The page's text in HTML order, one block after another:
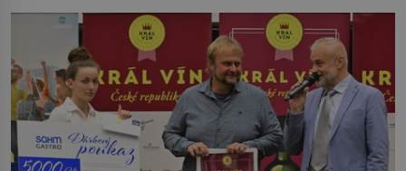
by pokoj miminka měl působit především klidně a útulně.
Předškolní věk je